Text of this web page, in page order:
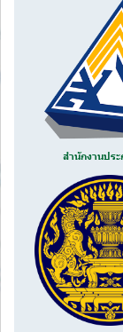
สำนักงานปร